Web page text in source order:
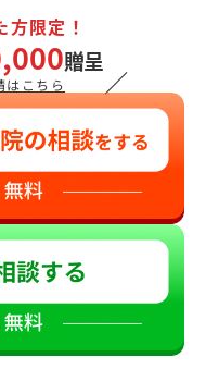
限定！
贈呈
はこちら ／